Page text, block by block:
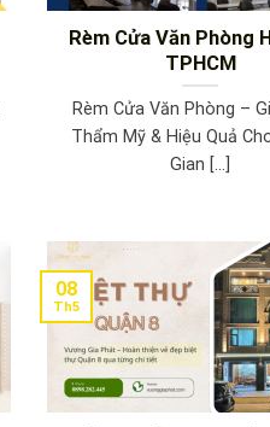
Rèm Cửa Văn Phòng
TPHCM
Rèm Cửa Văn Phòng –
Thẩm Mỹ & Hiệu Quả
Gian [...]
08
Th5